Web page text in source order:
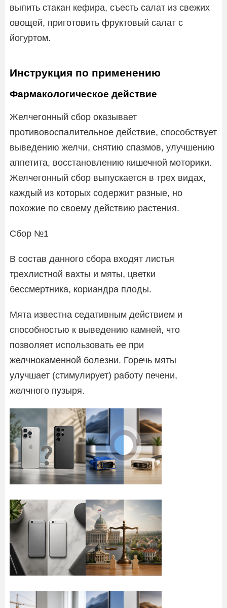
выпить стакан кефира, съесть салат из свежих
овощей, приготовить фруктовый салат с
йогуртом.
Инструкция по применению
Фармакологическое действие
Желчегонный сбор оказывает
противовоспалительное действие, способствует
выведению желчи, снятию спазмов, улучшению
аппетита, восстановлению кишечной моторики.
Желчегонный сбор выпускается в трех видах,
каждый из которых содержит разные, но
похожие по своему действию растения.
Сбор №1
В состав данного сбора входят листья
трехлистной вахты и мяты, цветки
бессмертника, кориандра плоды.
Мята известна седативным действием и
способностью к выведению камней, что
позволяет использовать ее при
желчнокаменной болезни. Горечь мяты
улучшает (стимулирует) работу печени,
желчного пузыря.